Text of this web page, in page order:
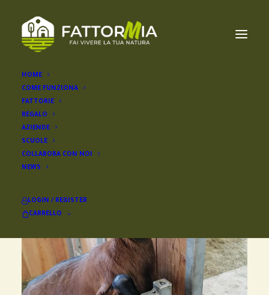
HOME
COME FUNZIONA
FATTORIE
REGALO
AZIENDE
SCUOLE
COLLABORA CON NOI
NEWS
LOGIN / REGISTER
CARRELLO